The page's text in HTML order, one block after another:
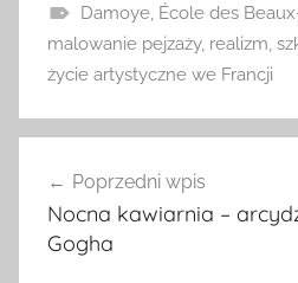
Damoye, École des
malowanie pejzaży, realizm,
życie artystyczne we Francji
wpisu
Poprzedni wpis
Nocna kawiarnia –
Gogha